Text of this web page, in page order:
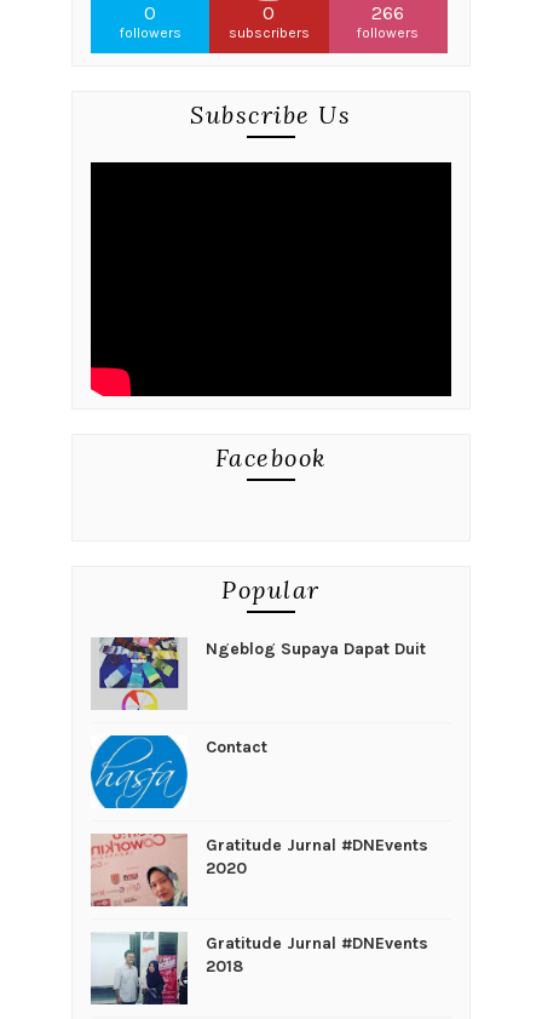
0
followers
0
subscribers
266
followers
Subscribe Us
Facebook
Popular
Ngeblog Supaya Dapat Duit
Contact
Gratitude Jurnal #DNEvents
2020
Gratitude Jurnal #DNEvents
2018